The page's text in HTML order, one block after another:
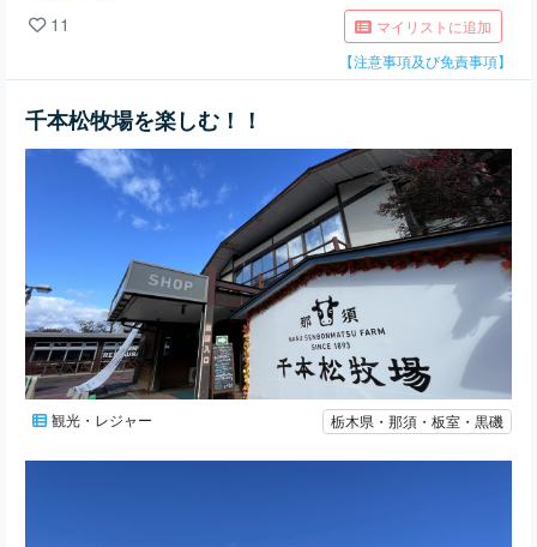
11
マイリストに追加
【注意事項及び免責事項】
千本松牧場を楽しむ！！
観光・レジャー 栃木県・那須・板室・黒磯